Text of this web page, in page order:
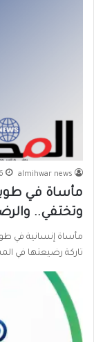
almihwar news
مأساة في
وتختفي..
مأساة إنسانية في
تاركة رضيعتها في